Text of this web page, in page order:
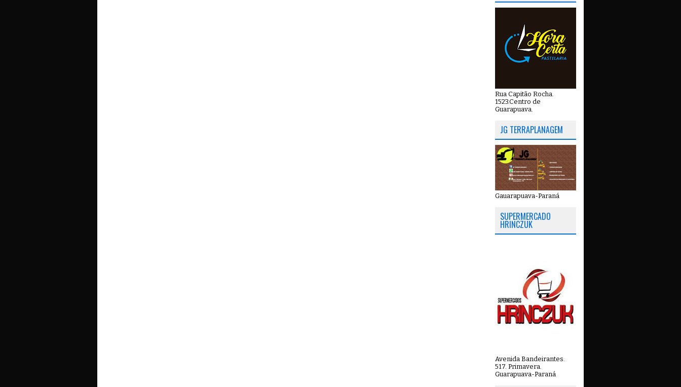
Rua Capitão Rocha.
1523.Centro de
Guarapuava.
JG TERRAPLANAGEM
Gauarapuava-Paraná
SUPERMERCADO
HRINCZUK
Avenida Bandeirantes.
517. Primavera.
Guarapuava-Paraná